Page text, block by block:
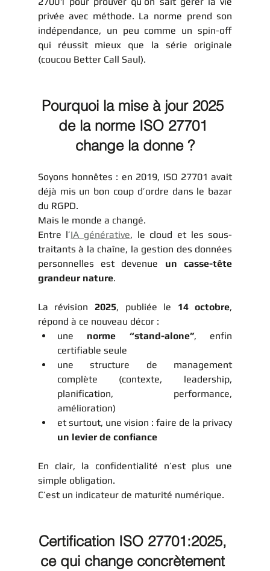
privée avec méthode. La norme prend son
indépendance, un peu comme un spin-off
qui réussit mieux que la série originale
(coucou Better Call Saul).
Pourquoi la mise à jour 2025
de la norme ISO 27701
change la donne ?
Soyons honnêtes : en 2019, ISO 27701 avait
déjà mis un bon coup d’ordre dans le bazar
du RGPD.
Mais le monde a changé.
Entre l’IA générative, le cloud et les sous-
traitants à la chaîne, la gestion des données
personnelles est devenue un casse-tête
grandeur nature.
La révision 2025, publiée le 14 octobre,
répond à ce nouveau décor :
une norme “stand-alone”, enfin
certifiable seule
une structure de management
complète (contexte, leadership,
planification, performance,
amélioration)
un levier de confiance
En clair, la confidentialité n’est plus une
simple obligation.
C’est un indicateur de maturité numérique.
Certification ISO 27701:2025,
ce qui change concrètement